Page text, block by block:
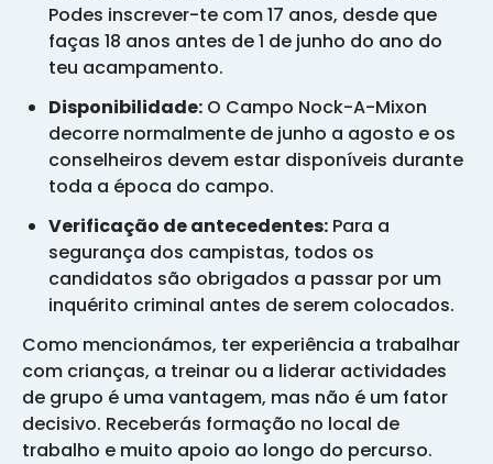
Podes inscrever-te com 17 anos, desde que
faças 18 anos antes de 1 de junho do ano do
teu acampamento.
Disponibilidade: O Campo Nock-A-Mixon
decorre normalmente de junho a agosto e os
conselheiros devem estar disponíveis durante
toda a época do campo.
Verificação de antecedentes: Para a
segurança dos campistas, todos os
candidatos são obrigados a passar por um
inquérito criminal antes de serem colocados.
Como mencionámos, ter experiência a trabalhar
com crianças, a treinar ou a liderar actividades
de grupo é uma vantagem, mas não é um fator
decisivo. Receberás formação no local de
trabalho e muito apoio ao longo do percurso.